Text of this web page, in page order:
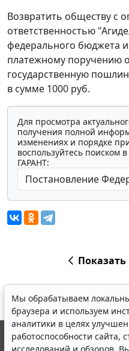
Возвратить обществу с
ответственностью
федерального бюджета
платежному поручению
государственную
в сумме 1000 руб.
Для просмотра
получения полной
изменениях и порядке
воспользуйтесь поиском
ГАРАНТ:
Мы обрабатываем
браузера и используем
аналитики в целях
работоспособности сайта,
© ООО "НПП "ГАРАНТ-